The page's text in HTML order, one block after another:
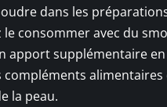
dans les
consommer avec du
supplémentaire
alimentaires
la peau.